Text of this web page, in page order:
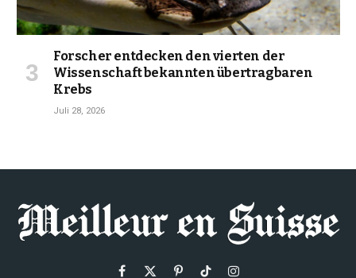
Forscher entdecken den vierten der
Wissenschaft bekannten übertragbaren
Krebs
Juli 28, 2026